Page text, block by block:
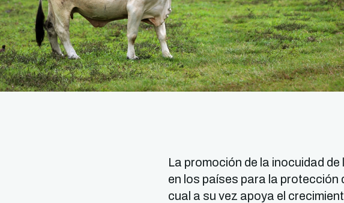
La promoción de la inocuidad
en los países para la protección
cual a su vez apoya el